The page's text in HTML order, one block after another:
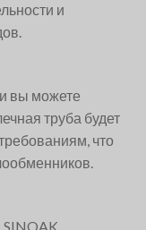
и
вы можете
труба будет
что
SINOAK